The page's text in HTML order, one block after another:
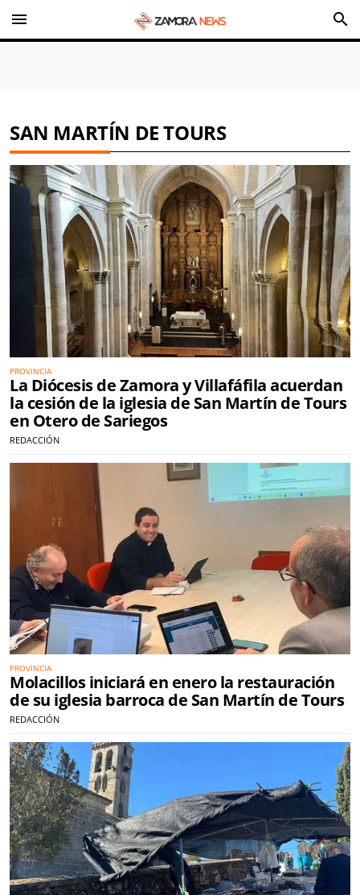
menu search
SAN MARTÍN DE TOURS
PROVINCIA
La Diócesis de Zamora y Villafáfila acuerdan
la cesión de la iglesia de San Martín de Tours
en Otero de Sariegos
REDACCIÓN
PROVINCIA
Molacillos iniciará en enero la restauración
de su iglesia barroca de San Martín de Tours
REDACCIÓN